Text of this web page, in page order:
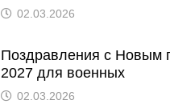
02.03.2026
Поздравления с Новым
2027 для военных
02.03.2026